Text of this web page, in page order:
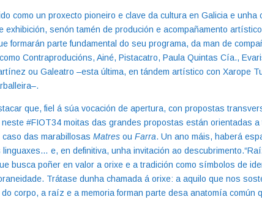
como un proxecto pioneiro e clave da cultura en Galicia e
exhibición, senón tamén de produción e acompañamento
formarán parte fundamental do seu programa, da man de
Contraproducións, Ainé, Pistacatro, Paula Quintas Cía.,
ou Galeatro –esta última, en tándem artístico con Xarope
que, fiel á súa vocación de apertura, con propostas
#FIOT34 moitas das grandes propostas están orientadas
caso das marabillosasMatres ouFarra. Un ano máis, haberá
e, en definitiva, unha invitación ao
busca poñer en valor a orixe e a tradición como símbolos de
Trátase dunha chamada á orixe: a aquilo que nos
corpo, a raíz e a memoria forman parte desa anatomía común